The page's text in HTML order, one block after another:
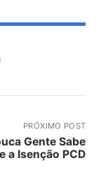
PRÓXIMO POST
Gente Sabe
a Isenção PCD